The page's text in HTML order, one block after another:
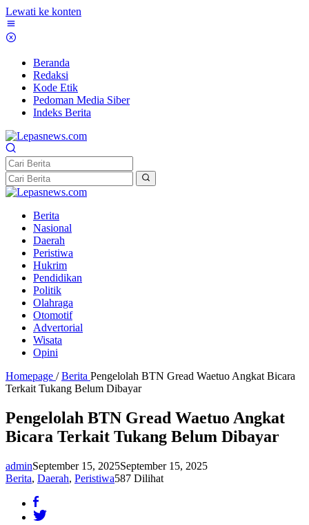
Lewati ke konten
Beranda
Redaksi
Kode Etik
Pedoman Media Siber
Indeks Berita
Berita
Nasional
Daerah
Peristiwa
Hukrim
Pendidikan
Politik
Olahraga
Otomotif
Advertorial
Wisata
Opini
Homepage / Berita Pengelolah BTN Gread Waetuo Angkat Bicara
Terkait Tukang Belum Dibayar
Pengelolah BTN Gread Waetuo Angkat
Bicara Terkait Tukang Belum Dibayar
adminSeptember 15, 2025September 15, 2025
Berita, Daerah, Peristiwa587 Dilihat